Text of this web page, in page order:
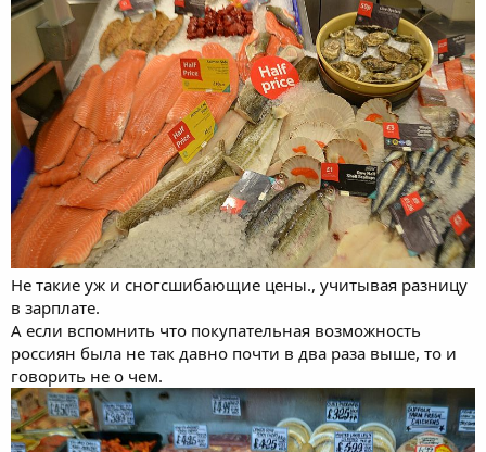
Не такие уж и сногсшибающие цены., учитывая разницу
в зарплате.
А если вспомнить что покупательная возможность
россиян была не так давно почти в два раза выше, то и
говорить не о чем.